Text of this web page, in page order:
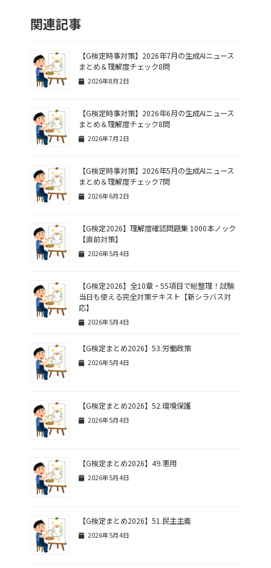
関連記事
【G検定時事対策】2026年7月の生成AIニュース
まとめ＆理解度チェック8問
2026年8月2日
【G検定時事対策】2026年6月の生成AIニュース
まとめ＆理解度チェック8問
2026年7月2日
【G検定時事対策】2026年5月の生成AIニュース
まとめ＆理解度チェック7問
2026年6月2日
【G検定2026】理解度確認問題集 1000本ノック
【直前対策】
2026年5月4日
【G検定2026】全10章・55項目で総整理！試験
当日も使える完全対策テキスト【新シラバス対
応】
2026年5月4日
【G検定まとめ2026】53.労働政策
2026年5月4日
【G検定まとめ2026】52.環境保護
2026年5月4日
【G検定まとめ2026】49.悪用
2026年5月4日
【G検定まとめ2026】51.民主主義
2026年5月4日